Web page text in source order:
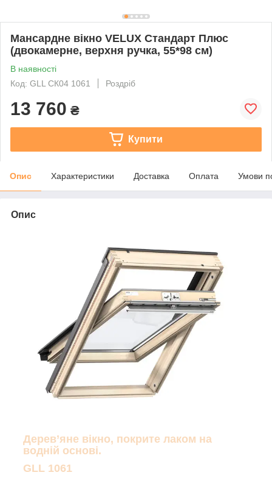
Мансардне вікно VELUX Стандарт Плюс
(двокамерне, верхня ручка, 55*98 см)
В наявності
Код: GLL СК04 1061
Роздріб
13 760 ₴
Купити
Опис Характеристики Доставка Оплата Умови
Опис
Дерев’яне вікно, покрите лаком на
водній основі.
GLL 1061